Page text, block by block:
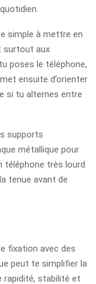
simple à mettre en
surtout aux
poses le téléphone,
ensuite d’orienter
si tu alternes entre
supports
métallique pour
téléphone très lourd
tenue avant de
fixation avec des
peut te simplifier la
rapidité, stabilité et